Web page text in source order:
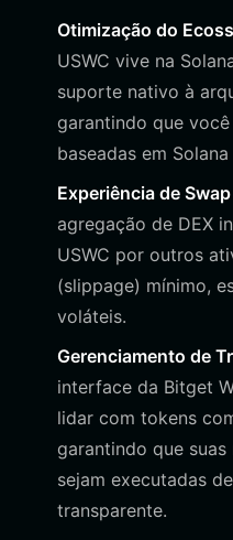
Otimização do
USWC vive na
suporte nativo à
garantindo que
baseadas em
Experiência de
agregação de DEX
USWC por outros
(slippage) mínimo,
voláteis.
Gerenciamento de
interface da Bitget
lidar com tokens
garantindo que
sejam executadas
transparente.